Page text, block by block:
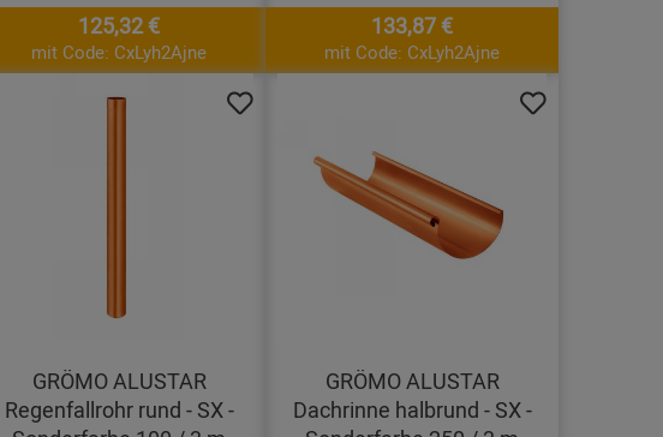
125,32 €
mit Code: CxLyh2Ajne
133,87 €
mit Code: CxLyh2Ajne
GRÖMO ALUSTAR
Regenfallrohr rund - SX -
GRÖMO ALUSTAR
Dachrinne halbrund - SX -